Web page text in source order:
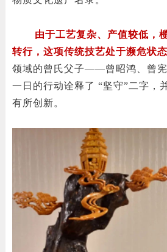
由于工艺复杂、产值较低，
转行，这项传统技艺处于濒危状
领域的曾氏父子——曾昭鸿、曾
一日的行动诠释了 “坚守”二字，
有所创新。